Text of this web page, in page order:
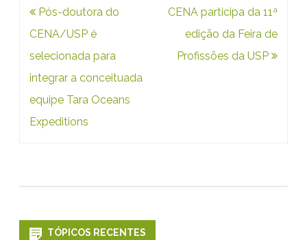
N
A
L
Navegação
de
Post
Pós-doutora do
CENA/USP é
selecionada para
integrar a conceituada
equipe Tara Oceans
Expeditions
CENA participa da 11ª
edição da Feira de
Profissões da USP
TÓPICOS RECENTES